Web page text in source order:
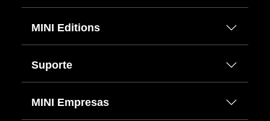
MINI Editions
Suporte
MINI Empresas